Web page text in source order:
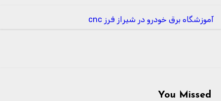
آموزشگاه برق خودرو در شیراز فرز cnc
You Missed